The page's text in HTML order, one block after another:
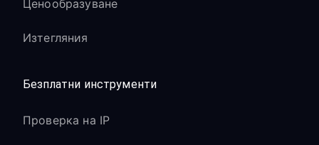
Ценообразуване
Изтегляния
Безплатни инструменти
Проверка на IP